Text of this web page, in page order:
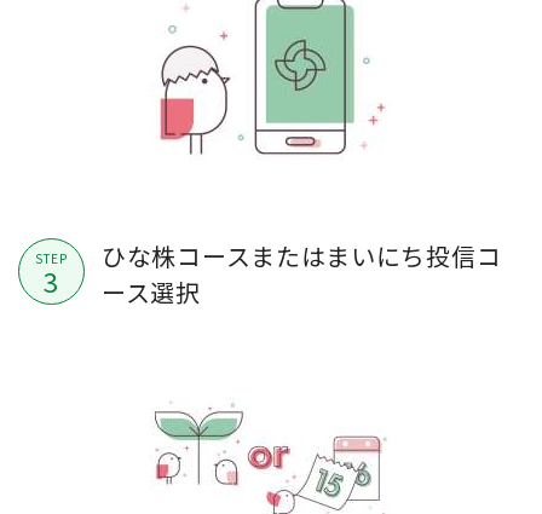
STEP
3
ひな株コースまたはまいにち投信コ
ース選択